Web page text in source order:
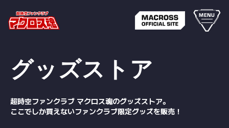
MENU
グッズストア
超時空ファンクラブ マクロス魂のグッズストア。
ここでしか買えないファンクラブ限定グッズを販売！